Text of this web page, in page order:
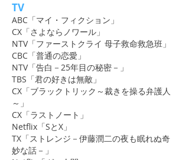
TV
ABC「マイ・フィクション」
CX「さよならノワール」
NTV「ファーストクライ 母子救命救急班」
CBC「普通の恋愛」
NTV「告白－25年目の秘密－」
TBS「君の好きは無敵」
CX「ブラックトリック～裁きを操る弁護人
～」
CX「ラストノート」
Netflix「SとX」
TX「ストレンジ－伊藤潤二の夜も眠れぬ奇
妙な話－」